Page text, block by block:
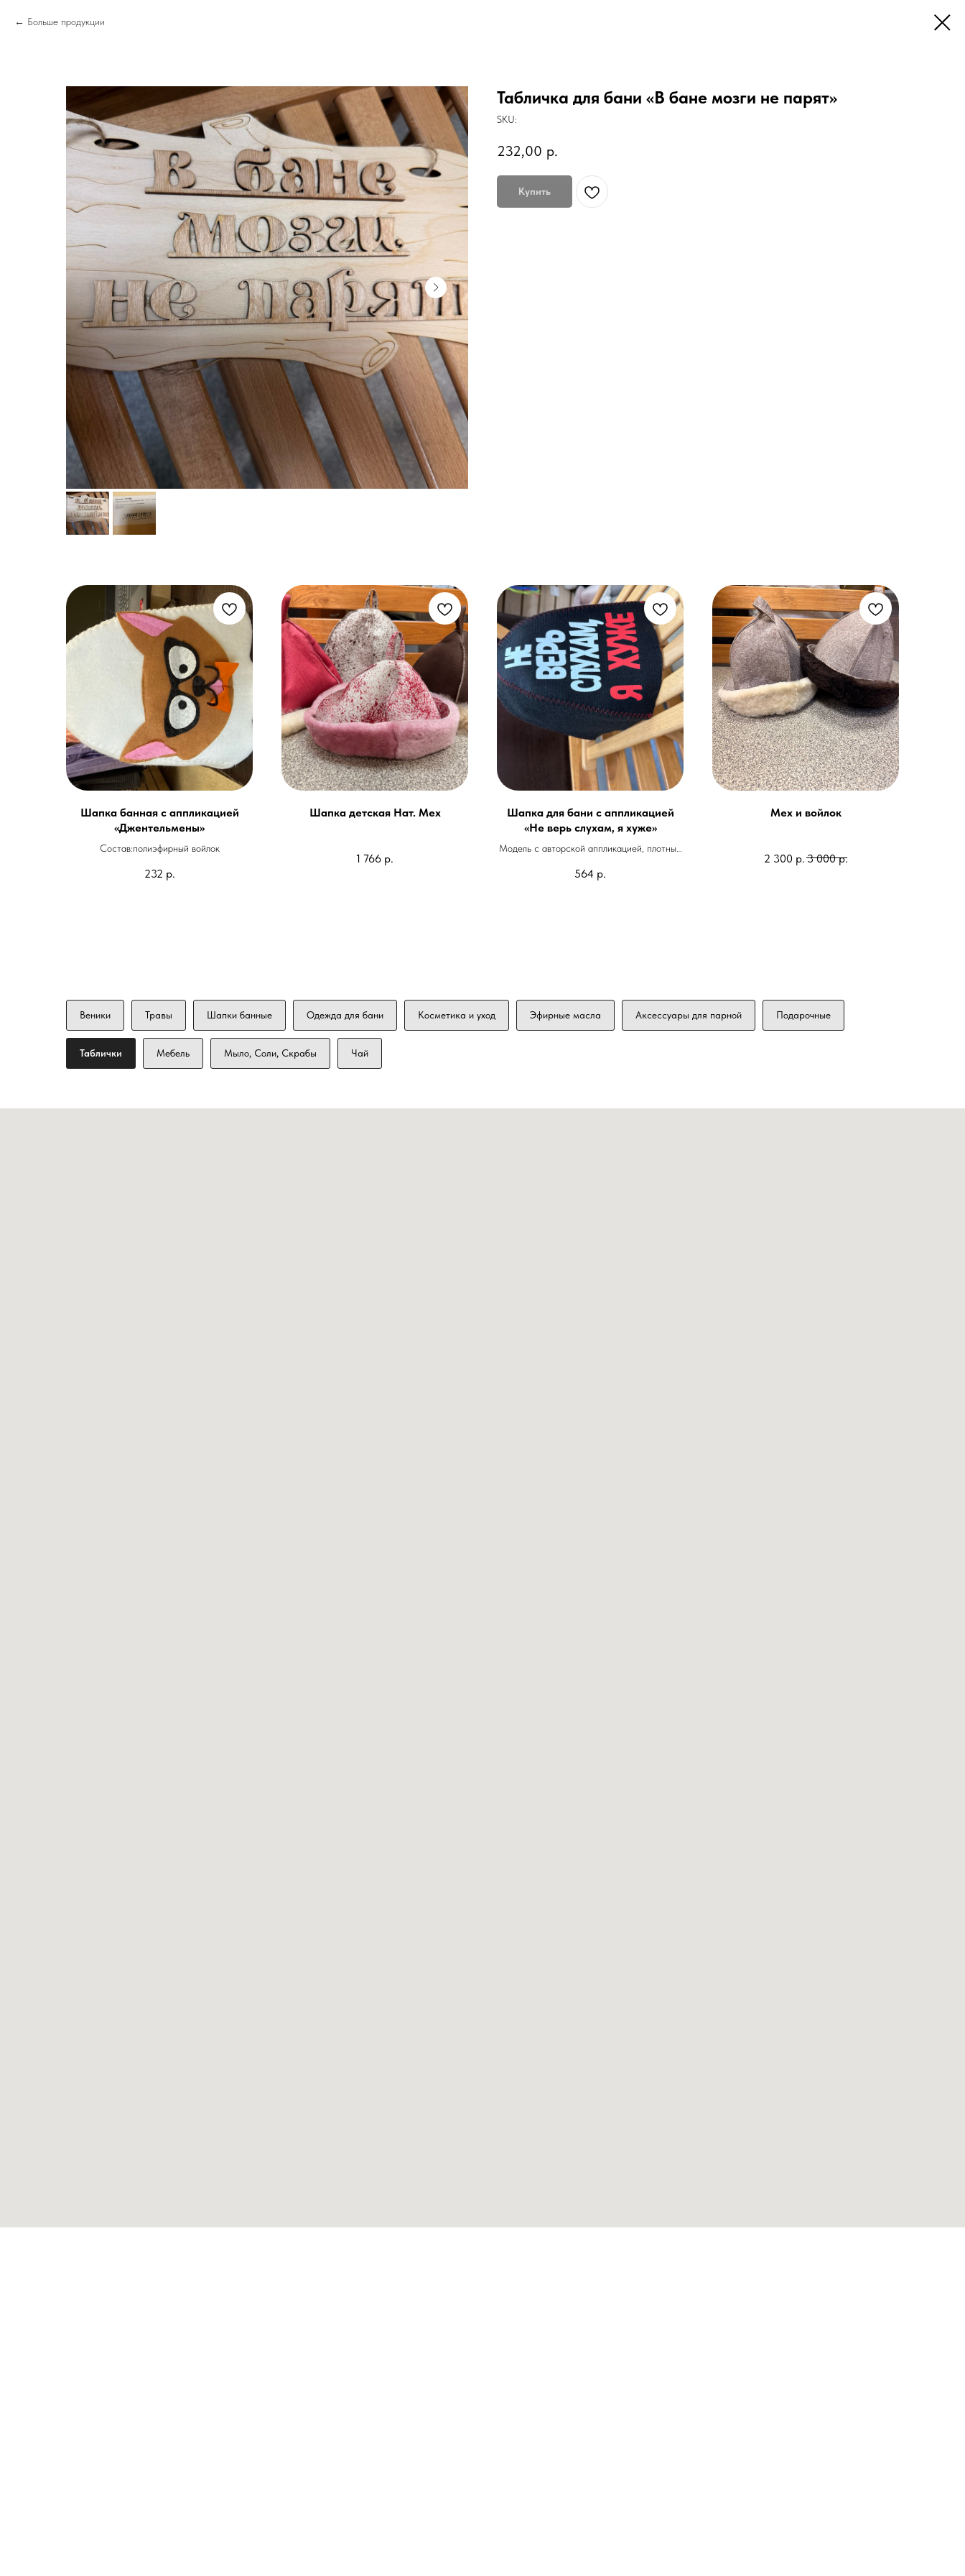
Больше продукции
Табличка для бани «В бане мозги не парят»
SKU:
232,00 р.
Купить
Шапка банная с аппликацией
«Джентельмены»
Состав:полиэфирный войлок
232 р.
Шапка детская Нат. Мех
1 766 р.
Шапка для бани с аппликацией
«Не верь слухам, я хуже»
Модель с авторской аппликацией, плотный
564 р.
Мех и войлок
2 300 р.3 000 р.
Веники Травы Шапки банные Одежда для бани Косметика и уход Эфирные масла Аксессуары для парной Подарочные
Таблички Мебель Мыло, Соли, Скрабы Чай